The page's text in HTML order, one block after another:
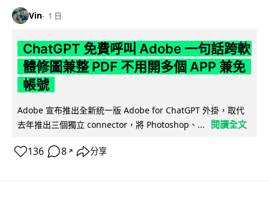
Vin 1 日
ChatGPT 免費呼叫 Adobe 一句話跨軟
體修圖兼整 PDF 不用開多個 APP 兼免
帳號
Adobe 宣布推出全新統一版 Adobe for ChatGPT 外掛，取代
去年推出三個獨立 connector，將 Photoshop、...
閱讀全文
136 8 ↗ 分享